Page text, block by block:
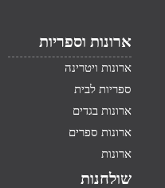
ארונות וספריות
ארונות ויטרינה
ספריות לבית
ארונות בגדים
ארונות ספרים
ארונות
שולחנות